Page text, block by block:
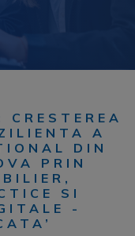
A
DIN
PRIN
SI
-